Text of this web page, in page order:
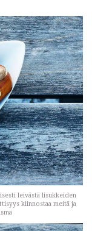
leivästä lisukkeiden
kiinnostaa meitä ja